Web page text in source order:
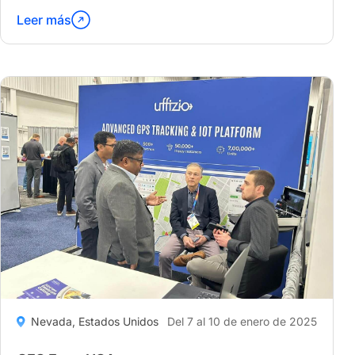
Continúa
leyendo
Expo"
Leer más
Nevada, Estados Unidos Del 7 al 10 de enero de 2025